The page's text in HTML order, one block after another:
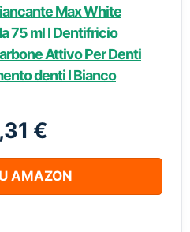
Max White
75 ml I Dentifricio
Attivo Per Denti
denti I Bianco
€
AMAZON